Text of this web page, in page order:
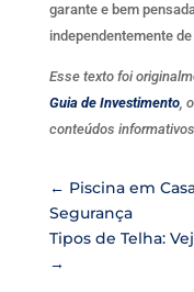
garante e bem
independentemente
Esse texto foi
Guia de Investimento,
conteúdos
← Piscina em
Segurança
Tipos de Telha:
→